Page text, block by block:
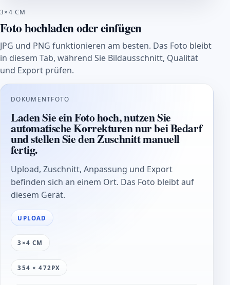
3×4 CM
Foto hochladen oder einfügen
JPG und PNG funktionieren am besten. Das Foto bleibt
in diesem Tab, während Sie Bildausschnitt, Qualität
und Export prüfen.
DOKUMENTFOTO
Laden Sie ein Foto hoch, nutzen Sie
automatische Korrekturen nur bei Bedarf
und stellen Sie den Zuschnitt manuell
fertig.
Upload, Zuschnitt, Anpassung und Export
befinden sich an einem Ort. Das Foto bleibt auf
diesem Gerät.
UPLOAD
3×4 CM
354 × 472PX